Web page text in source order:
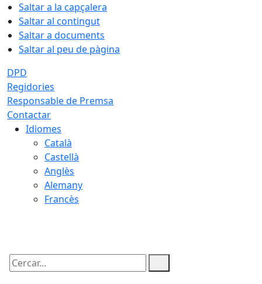
Saltar a la capçalera
Saltar al contingut
Saltar a documents
Saltar al peu de pàgina
DPD
Regidories
Responsable de Premsa
Contactar
Idiomes
Català
Castellà
Anglès
Alemany
Francès
Cercar: